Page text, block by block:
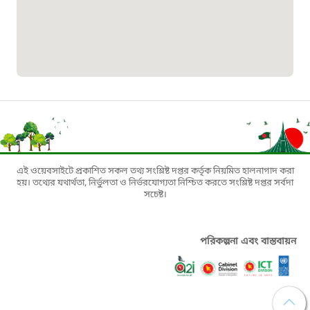
০১৯০৮৮৮৮৮৮৮
মাদকদ্রব্য নিয়ন্ত্রণ হটলাইন
১৬১১৩
জরুরী অভ্যন্তরীণ নৌ-পরিবহন হটলাইন
এই ওয়েবসাইটে প্রকাশিত সকল তথ্য সংশ্লিষ্ট দপ্তর কর্তৃক নিয়মিত হালনাগাদ করা
হয়। তথ্যের যথার্থতা, নির্ভুলতা ও নির্ভরযোগ্যতা নিশ্চিত করতে সংশ্লিষ্ট দপ্তর সর্বদা
সচেষ্ট।
পরিকল্পনা এবং বাস্তবায়ন